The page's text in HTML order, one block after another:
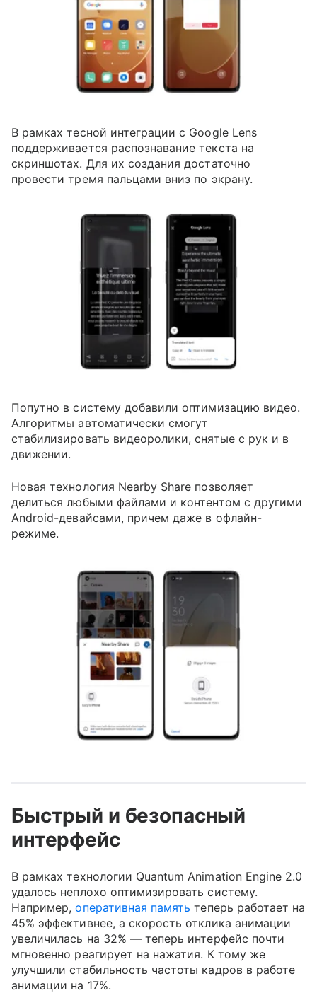
В рамках тесной интеграции с Google Lens
поддерживается распознавание текста на
скриншотах. Для их создания достаточно
провести тремя пальцами вниз по экрану.
Попутно в систему добавили оптимизацию видео.
Алгоритмы автоматически смогут
стабилизировать видеоролики, снятые с рук и в
движении.
Новая технология Nearby Share позволяет
делиться любыми файлами и контентом с другими
Android-девайсами, причем даже в офлайн-
режиме.
Быстрый и безопасный
интерфейс
В рамках технологии Quantum Animation Engine 2.0
удалось неплохо оптимизировать систему.
Например,оперативная память теперь работает на
45% эффективнее, а скорость отклика анимации
увеличилась на 32% — теперь интерфейс почти
мгновенно реагирует на нажатия. К тому же
улучшили стабильность частоты кадров в работе
анимации на 17%.